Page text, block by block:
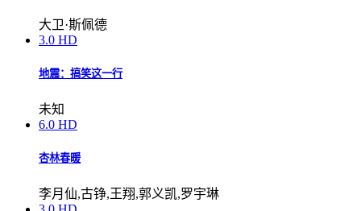
大卫·斯佩德
3.0 HD
地震：搞笑这一行
未知
6.0 HD
杏林春暖
李月仙,古铮,王翔,郭义凯,罗宇琳